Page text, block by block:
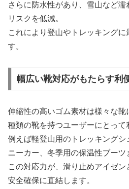
さらに防水性があり、雪山など
リスクを低減。
これにより登山やトレッキングに
す。
幅広い靴対応がもたらす利
伸縮性の高いゴム素材は様々な
種類の靴を持つユーザーにとって
例えば軽登山用のトレッキングシ
ニーカー、冬季用の保温性ブーツ
この対応力が、滑り止めアイゼ
安全確保に直結します。